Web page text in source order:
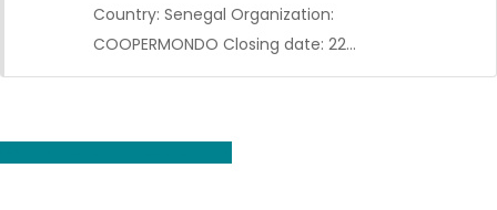
Country: Senegal Organization:
COOPERMONDO Closing date: 22…